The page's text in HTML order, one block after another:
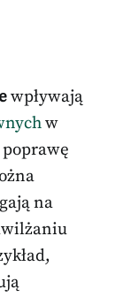
wpływają
w
poprawę
na